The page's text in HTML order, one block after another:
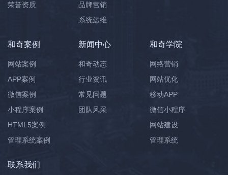
荣誉资质
品牌营销
系统运维
和奇案例
网站案例
APP案例
微信案例
小程序案例
HTML5案例
管理系统案例
新闻中心
和奇动态
行业资讯
常见问题
团队风采
和奇学院
网络营销
网站优化
移动APP
微信小程序
网站建设
管理系统
联系我们